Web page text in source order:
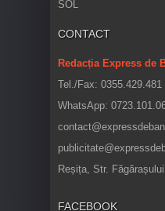
SOL
CONTACT
Redacția Express de
Tel./Fax: 0355.429.481
WhatsApp:
Reșița, Str.
FACEBOOK